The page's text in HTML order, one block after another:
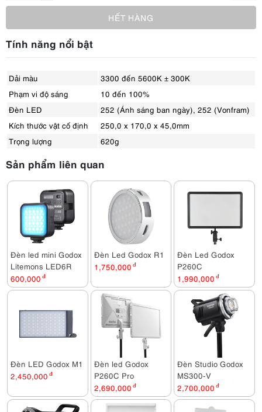
HẾT HÀNG
Tính năng nổi bật
Dải màu
3300 đến 5600K ± 300K
Phạm vi độ sáng
10 đến 100%
Đèn LED
252 (Ánh sáng ban ngày), 252 (Vonfram)
Kích thước vật cố định
250,0 x 170,0 x 45,0mm
Trọng lượng
620g
Sản phẩm liên quan
Đèn led mini Godox
Litemons LED6R
600,000 đ
Đèn Led Godox R1
1,750,000 đ
Đèn Led Godox
P260C
1,990,000 đ
Đèn LED Godox M1
2,450,000 đ
Đèn led Godox
P260C Pro
2,690,000 đ
Đèn Studio Godox
MS300-V
2,700,000 đ